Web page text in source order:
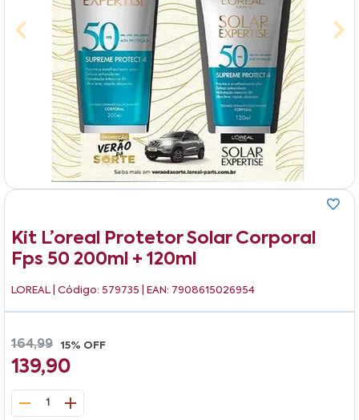
Kit L’oreal Protetor Solar Corporal
Fps 50 200ml + 120ml
LOREAL | Código: 579735 | EAN: 7908615026954
164,99 15% OFF
139,90
1